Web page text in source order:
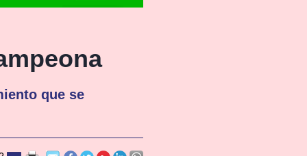
que se